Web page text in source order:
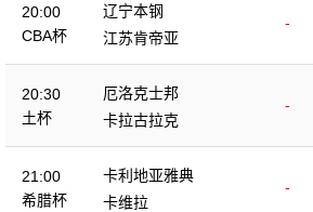
20:00
CBA杯
辽宁本钢
-
江苏肯帝亚
20:30
土杯
厄洛克士邦
-
卡拉古拉克
21:00
希腊杯
卡利地亚雅典
-
卡维拉